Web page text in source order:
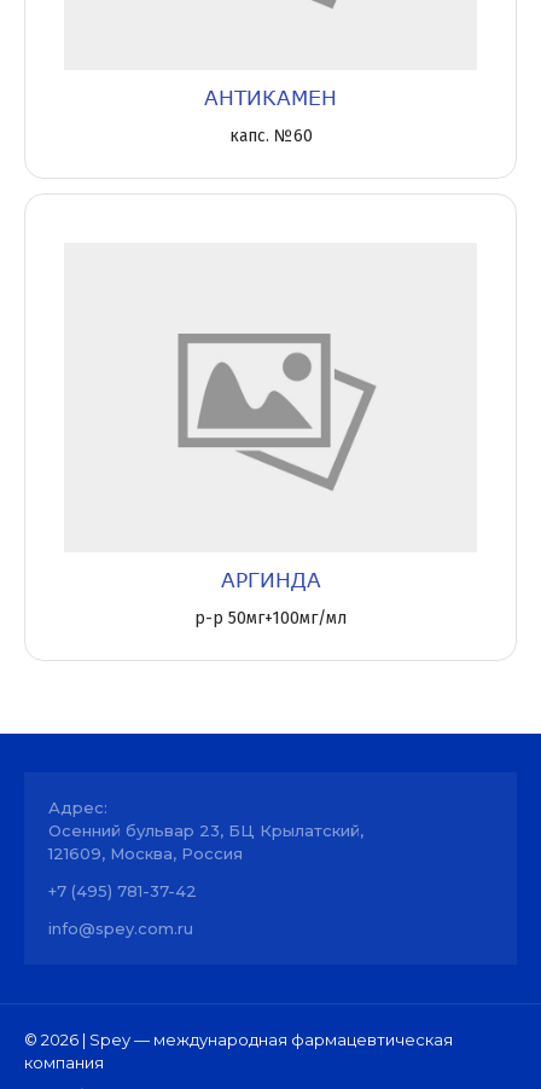
АНТИКАМЕН
капс. №60
АРГИНДА
р-р 50мг+100мг/мл
Адрес:
Осенний бульвар 23, БЦ Крылатский,
121609, Москва, Россия
+7 (495) 781-37-42
info@spey.com.ru
© 2026 | Spey — международная фармацевтическая
компания